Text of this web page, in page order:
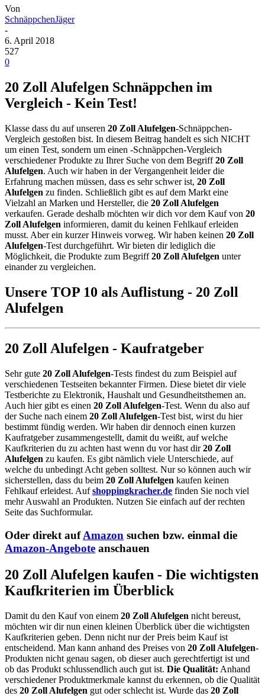
Von
SchnäppchenJäger
-
6. April 2018
527
0
20 Zoll Alufelgen Schnäppchen im
Vergleich - Kein Test!
Klasse dass du auf unseren 20 Zoll Alufelgen-Schnäppchen-
Vergleich gestoßen bist. In diesem Beitrag handelt es sich NICHT
um einen Test, sondern um einen -Schnäppchen-Vergleich
verschiedener Produkte zu Ihrer Suche von dem Begriff20 Zoll
Alufelgen. Auch wir haben in der Vergangenheit leider die
Erfahrung machen müssen, dass es sehr schwer ist, 20 Zoll
Alufelgen zu finden. Schließlich gibt es auf dem Markt eine
Vielzahl an Marken und Hersteller, die 20 Zoll Alufelgen
verkaufen. Gerade deshalb möchten wir dich vor dem Kauf von 20
Zoll Alufelgen informieren, damit du keinen Fehlkauf erleiden
musst. Aber ein kurzer Hinweis vorweg. Wir haben keinen 20 Zoll
Alufelgen-Test durchgeführt. Wir bieten dir lediglich die
Möglichkeit, die Produkte zum Begriff20 Zoll Alufelgen unter
einander zu vergleichen.
Unsere TOP 10 als Auflistung - 20 Zoll
Alufelgen
20 Zoll Alufelgen - Kaufratgeber
Sehr gute 20 Zoll Alufelgen-Tests findest du zum Beispiel auf
verschiedenen Testseiten bekannter Firmen. Diese bietet dir viele
Testberichte zu Elektronik, Haushalt und Gesundheitsthemen an.
Auch hier gibt es einen 20 Zoll Alufelgen-Test. Wenn du also auf
der Suche nach einem 20 Zoll Alufelgen-Test bist, wirst du hier
bestimmt fündig werden. Wir haben dir dennoch einen kurzen
Kaufratgeber zusammengestellt, damit du weißt, auf welche
Kaufkriterien du zu achten hast wenn du vor hast dir20 Zoll
Alufelgen zu kaufen. Es gibt nämlich viele Unterschiede, auf
welche du unbedingt Acht geben solltest. Nur so können auch wir
sicherstellen, dass du beim 20 Zoll Alufelgen kaufen keinen
Fehlkauf erleidest. Aufshoppingkracher.de finden Sie noch viel
mehr Auswahl an Produkten. Nutzen Sie einfach auf der rechten
Seite das Suchformular.
Oder direkt aufAmazon suchen bzw. einmal die
Amazon-Angebote anschauen
20 Zoll Alufelgen kaufen - Die wichtigsten
Kaufkriterien im Überblick
Damit du den Kauf von einem 20 Zoll Alufelgen nicht bereust,
möchten wir dir nun einen kleinen Überblick über die wichtigsten
Kaufkriterien geben. Denn nicht nur der Preis beim Kauf ist
entscheidend. Man kann anhand des Preises von 20 Zoll Alufelgen-
Produkten nicht genau sagen, ob dieser auch gerechtfertigt ist und
ob das Produkt schlussendlich auch gut ist. Die Qualität: Anhand
verschiedener Produktmerkmale kannst du erkennen, ob die Qualität
des 20 Zoll Alufelgen gut oder schlecht ist. Wurde das 20 Zoll